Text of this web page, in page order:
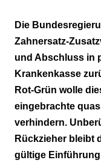
Die
Zahnersatz-
und Abschluss in
Krankenkasse
Rot-Grün wolle
eingebrachte
verhindern.
Rückzieher bleibt
gültige